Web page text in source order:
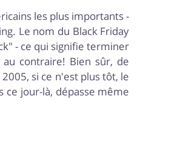
les plus importants -
Le nom du Black Friday
- ce qui signifie terminer
contraire! Bien sûr, de
si ce n'est plus tôt, le
jour-là, dépasse même